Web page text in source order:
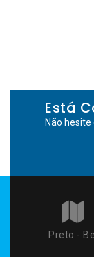
Está
Não hesite
Preto -